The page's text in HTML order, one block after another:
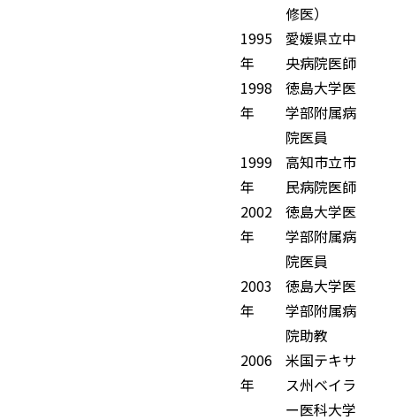
修医）
1995
年
愛媛県立中
央病院医師
1998
年
徳島大学医
学部附属病
院医員
1999
年
高知市立市
民病院医師
2002
年
徳島大学医
学部附属病
院医員
2003
年
徳島大学医
学部附属病
院助教
2006
年
米国テキサ
ス州ベイラ
ー医科大学